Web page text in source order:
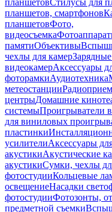
планшетовСтилусы для
планшетов, смартфонов
планшетовФото,
видеосъемка
памятиОбъективы
чехлы для камер
видеокамерАксессуары
фоторамкиАудиотехника
метеостанции
центрыДомашние
системыПроигрыватели
для виниловых
пластинки
усилителиАксессуары
акустикиАкустические
акустикиСумки, чехлы
фотостудииКольцевые
освещениеНасадки
фотостудииФотозонты,
предметной съемки